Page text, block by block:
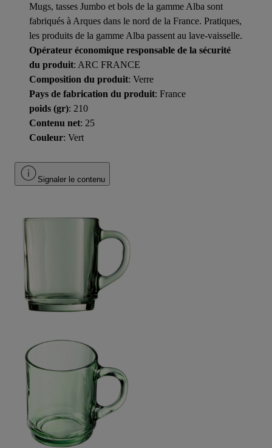
Mugs, tasses Jumbo et bols de la gamme Alba sont
fabriqués à Arques dans le nord de la France. Pratiques,
les produits de la gamme Alba passent au lave-vaisselle.
Opérateur économique responsable de la sécurité
du produit: ARC FRANCE
Composition du produit: Verre
Pays de fabrication du produit: France
poids (gr): 210
Contenu net: 25
Couleur: Vert
Signaler le contenu